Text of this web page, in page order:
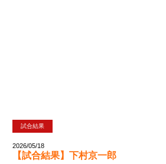
試合結果
2026/05/18
【試合結果】下村京一郎